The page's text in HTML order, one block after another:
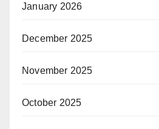
January 2026
December 2025
November 2025
October 2025